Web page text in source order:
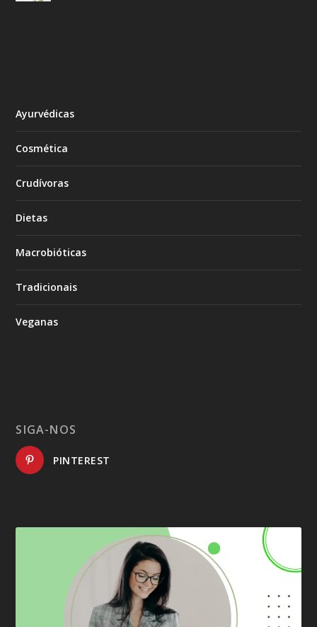
Ayurvédicas
Cosmética
Crudívoras
Dietas
Macrobióticas
Tradicionais
Veganas
SIGA-NOS
PINTEREST